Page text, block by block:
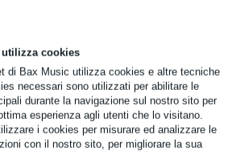
cookies
di Bax Music utilizza cookies e altre tecniche
necessari sono utilizzati per abilitare le
durante la navigazione sul nostro sito per
esperienza agli utenti che lo visitano.
i cookies per misurare ed analizzare le
con il nostro sito, per migliorare la sua
Aggiungi al carrello
Gallien-Krueger Legacy 800
Bass Guitar Amplifier Head